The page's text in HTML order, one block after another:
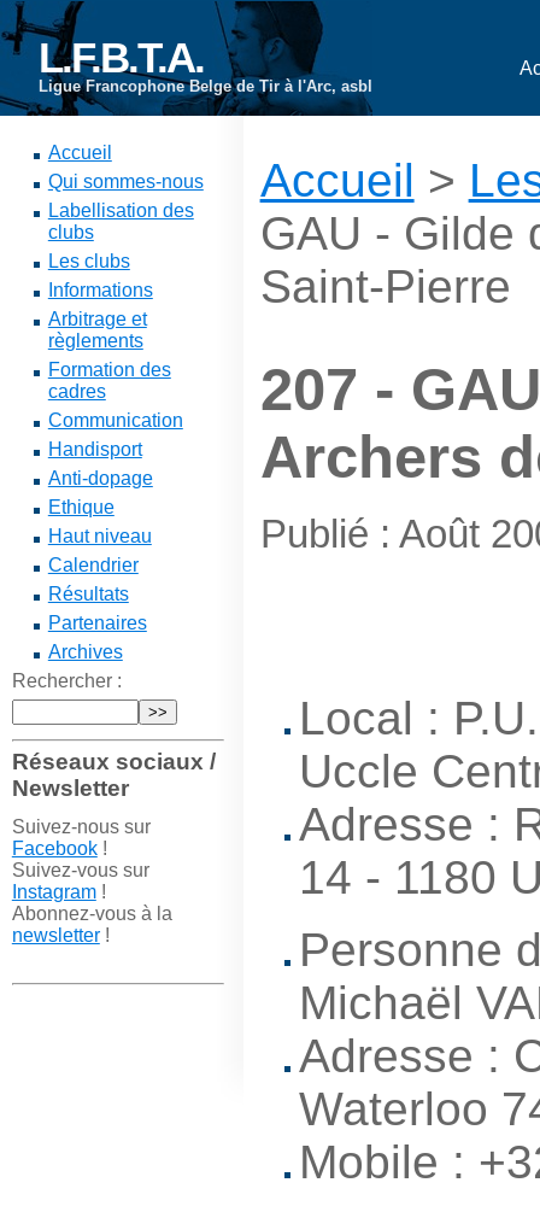
L.F.B.T.A.
Ligue Francophone Belge de Tir à l'Arc, asbl
Accueil
Qui sommes-nous
Labellisation des
clubs
Les clubs
Informations
Arbitrage et
règlements
Formation des
cadres
Communication
Handisport
Anti-dopage
Ethique
Haut niveau
Calendrier
Résultats
Partenaires
Archives
Rechercher :
Réseaux sociaux /
Newsletter
Suivez-nous sur
Facebook!
Suivez-vous sur
Instagram!
Abonnez-vous à la
newsletter!
Accueil >
GAU - Gilde
Saint-Pierre
207 -
Archers
Publié : Août
Local :
Uccle
Adresse :
14 - 1180
Personne
Michaël
Adresse :
Waterloo
Mobile :